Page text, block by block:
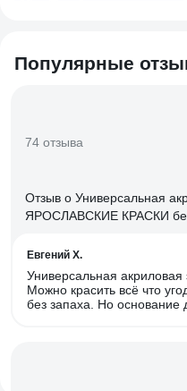
Популярные
74 отзыва
Отзыв о Универсальная
ЯРОСЛАВСКИЕ КРАСКИ
Евгений Х.
Универсальная
Можно красить всё что
без запаха. Но